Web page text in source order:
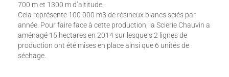
700 m et 1300 m d’altitude.
Cela représente 100 000 m3 de résineux blancs sciés par
année. Pour faire face à cette production, la Scierie Chauvin a
aménagé 15 hectares en 2014 sur lesquels 2 lignes de
production ont été mises en place ainsi que 6 unités de
séchage.